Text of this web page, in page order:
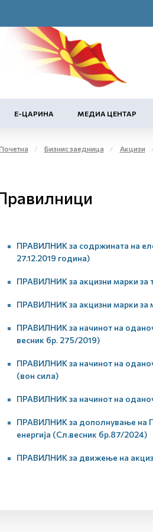
Е-ЦАРИНА МЕДИА ЦЕНТАР
Бизнис заедница Акцизи
ПРАВИЛНИК за содржината на
27.12.2019 година)
ПРАВИЛНИК за акцизни марки за
ПРАВИЛНИК за акцизни марки за
ПРАВИЛНИК за начинот на
весник бр. 275/2019)
ПРАВИЛНИК за начинот на
(вон сила)
ПРАВИЛНИК за начинот на
ПРАВИЛНИК за дополнување на
енергија (Сл.весник бр.87/2024)
ПРАВИЛНИК за движење на